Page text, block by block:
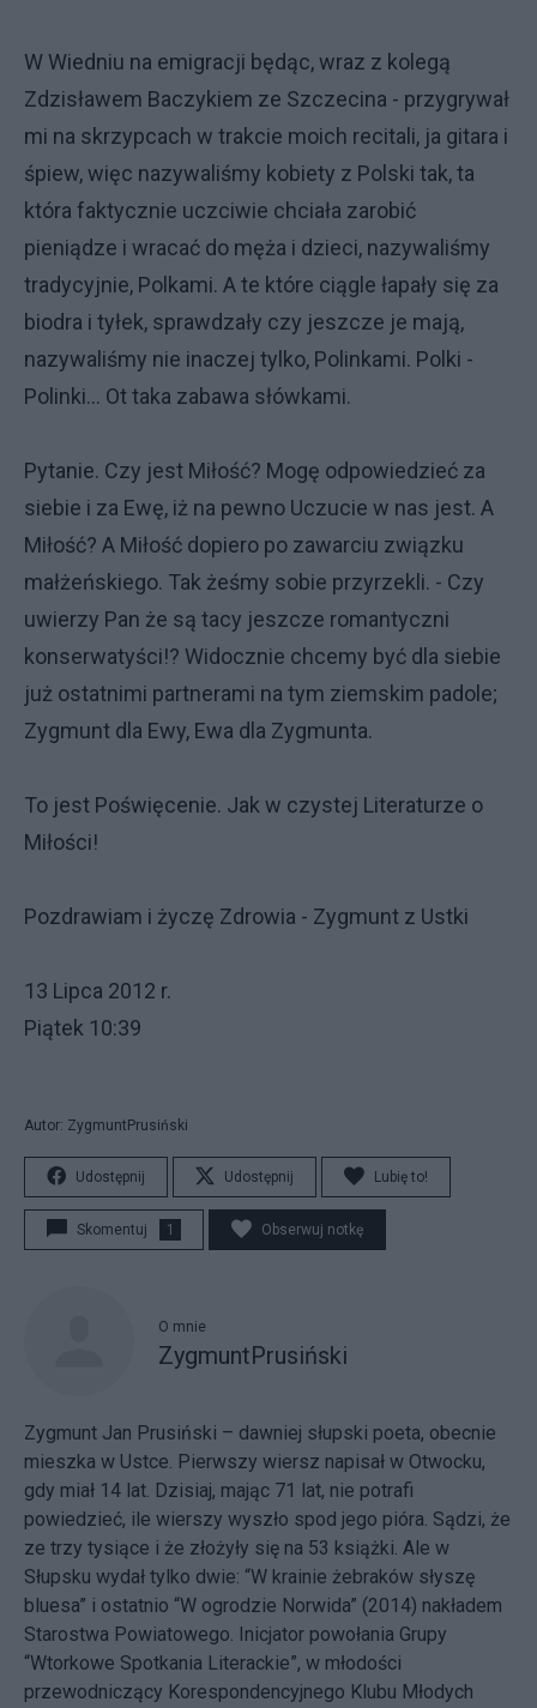
W Wiedniu na emigracji będąc, wraz z kolegą
Zdzisławem Baczykiem ze Szczecina - przygrywał
mi na skrzypcach w trakcie moich recitali, ja gitara i
śpiew, więc nazywaliśmy kobiety z Polski tak, ta
która faktycznie uczciwie chciała zarobić
pieniądze i wracać do męża i dzieci, nazywaliśmy
tradycyjnie, Polkami. A te które ciągle łapały się za
biodra i tyłek, sprawdzały czy jeszcze je mają,
nazywaliśmy nie inaczej tylko, Polinkami. Polki -
Polinki... Ot taka zabawa słówkami.
Pytanie. Czy jest Miłość? Mogę odpowiedzieć za
siebie i za Ewę, iż na pewno Uczucie w nas jest. A
Miłość? A Miłość dopiero po zawarciu związku
małżeńskiego. Tak żeśmy sobie przyrzekli. - Czy
uwierzy Pan że są tacy jeszcze romantyczni
konserwatyści!? Widocznie chcemy być dla siebie
już ostatnimi partnerami na tym ziemskim padole;
Zygmunt dla Ewy, Ewa dla Zygmunta.
To jest Poświęcenie. Jak w czystej Literaturze o
Miłości!
Pozdrawiam i życzę Zdrowia - Zygmunt z Ustki
13 Lipca 2012 r.
Piątek 10:39
Autor: ZygmuntPrusiński
Udostępnij Udostępnij Lubię to!
Skomentuj 1 Obserwuj notkę
O mnie
ZygmuntPrusiński
Zygmunt Jan Prusiński – dawniej słupski poeta, obecnie
mieszka w Ustce. Pierwszy wiersz napisał w Otwocku,
gdy miał 14 lat. Dzisiaj, mając 71 lat, nie potrafi
powiedzieć, ile wierszy wyszło spod jego pióra. Sądzi, że
ze trzy tysiące i że złożyły się na 53 książki. Ale w
Słupsku wydał tylko dwie: “W krainie żebraków słyszę
bluesa” i ostatnio “W ogrodzie Norwida” (2014) nakładem
Starostwa Powiatowego. Inicjator powołania Grupy
“Wtorkowe Spotkania Literackie”, w młodości
przewodniczący Korespondencyjnego Klubu Młodych